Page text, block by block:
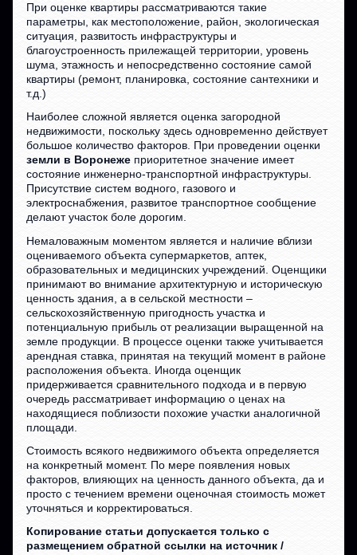
При оценке квартиры рассматриваются такие
параметры, как местоположение, район, экологическая
ситуация, развитость инфраструктуры и
благоустроенность прилежащей территории, уровень
шума, этажность и непосредственно состояние самой
квартиры (ремонт, планировка, состояние сантехники и
т.д.)
Наиболее сложной является оценка загородной
недвижимости, поскольку здесь одновременно действует
большое количество факторов. При проведении оценки
земли в Воронеже приоритетное значение имеет
состояние инженерно-транспортной инфраструктуры.
Присутствие систем водного, газового и
электроснабжения, развитое транспортное сообщение
делают участок боле дорогим.
Немаловажным моментом является и наличие вблизи
оцениваемого объекта супермаркетов, аптек,
образовательных и медицинских учреждений. Оценщики
принимают во внимание архитектурную и историческую
ценность здания, а в сельской местности –
сельскохозяйственную пригодность участка и
потенциальную прибыль от реализации выращенной на
земле продукции. В процессе оценки также учитывается
арендная ставка, принятая на текущий момент в районе
расположения объекта. Иногда оценщик
придерживается сравнительного подхода и в первую
очередь рассматривает информацию о ценах на
находящиеся поблизости похожие участки аналогичной
площади.
Стоимость всякого недвижимого объекта определяется
на конкретный момент. По мере появления новых
факторов, влияющих на ценность данного объекта, да и
просто с течением времени оценочная стоимость может
уточняться и корректироваться.
Копирование статьи допускается только с
размещением обратной ссылки на источник /